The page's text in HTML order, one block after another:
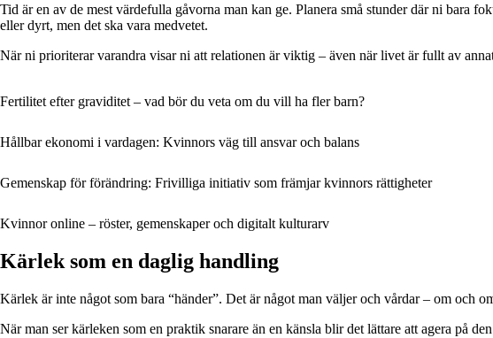
Tid är en av de mest värdefulla gåvorna man kan ge. Planera små stunder där ni bara
eller dyrt, men det ska vara medvetet.
När ni prioriterar varandra visar ni att relationen är viktig – även när livet är fullt av
Fertilitet efter graviditet – vad bör du veta om du vill ha fler barn?
Hållbar ekonomi i vardagen: Kvinnors väg till ansvar och balans
Gemenskap för förändring: Frivilliga initiativ som främjar kvinnors rättigheter
Kvinnor online – röster, gemenskaper och digitalt kulturarv
Kärlek som en daglig handling
Kärlek är inte något som bara “händer”. Det är något man väljer och vårdar – om och
När man ser kärleken som en praktik snarare än en känsla blir det lättare att agera på